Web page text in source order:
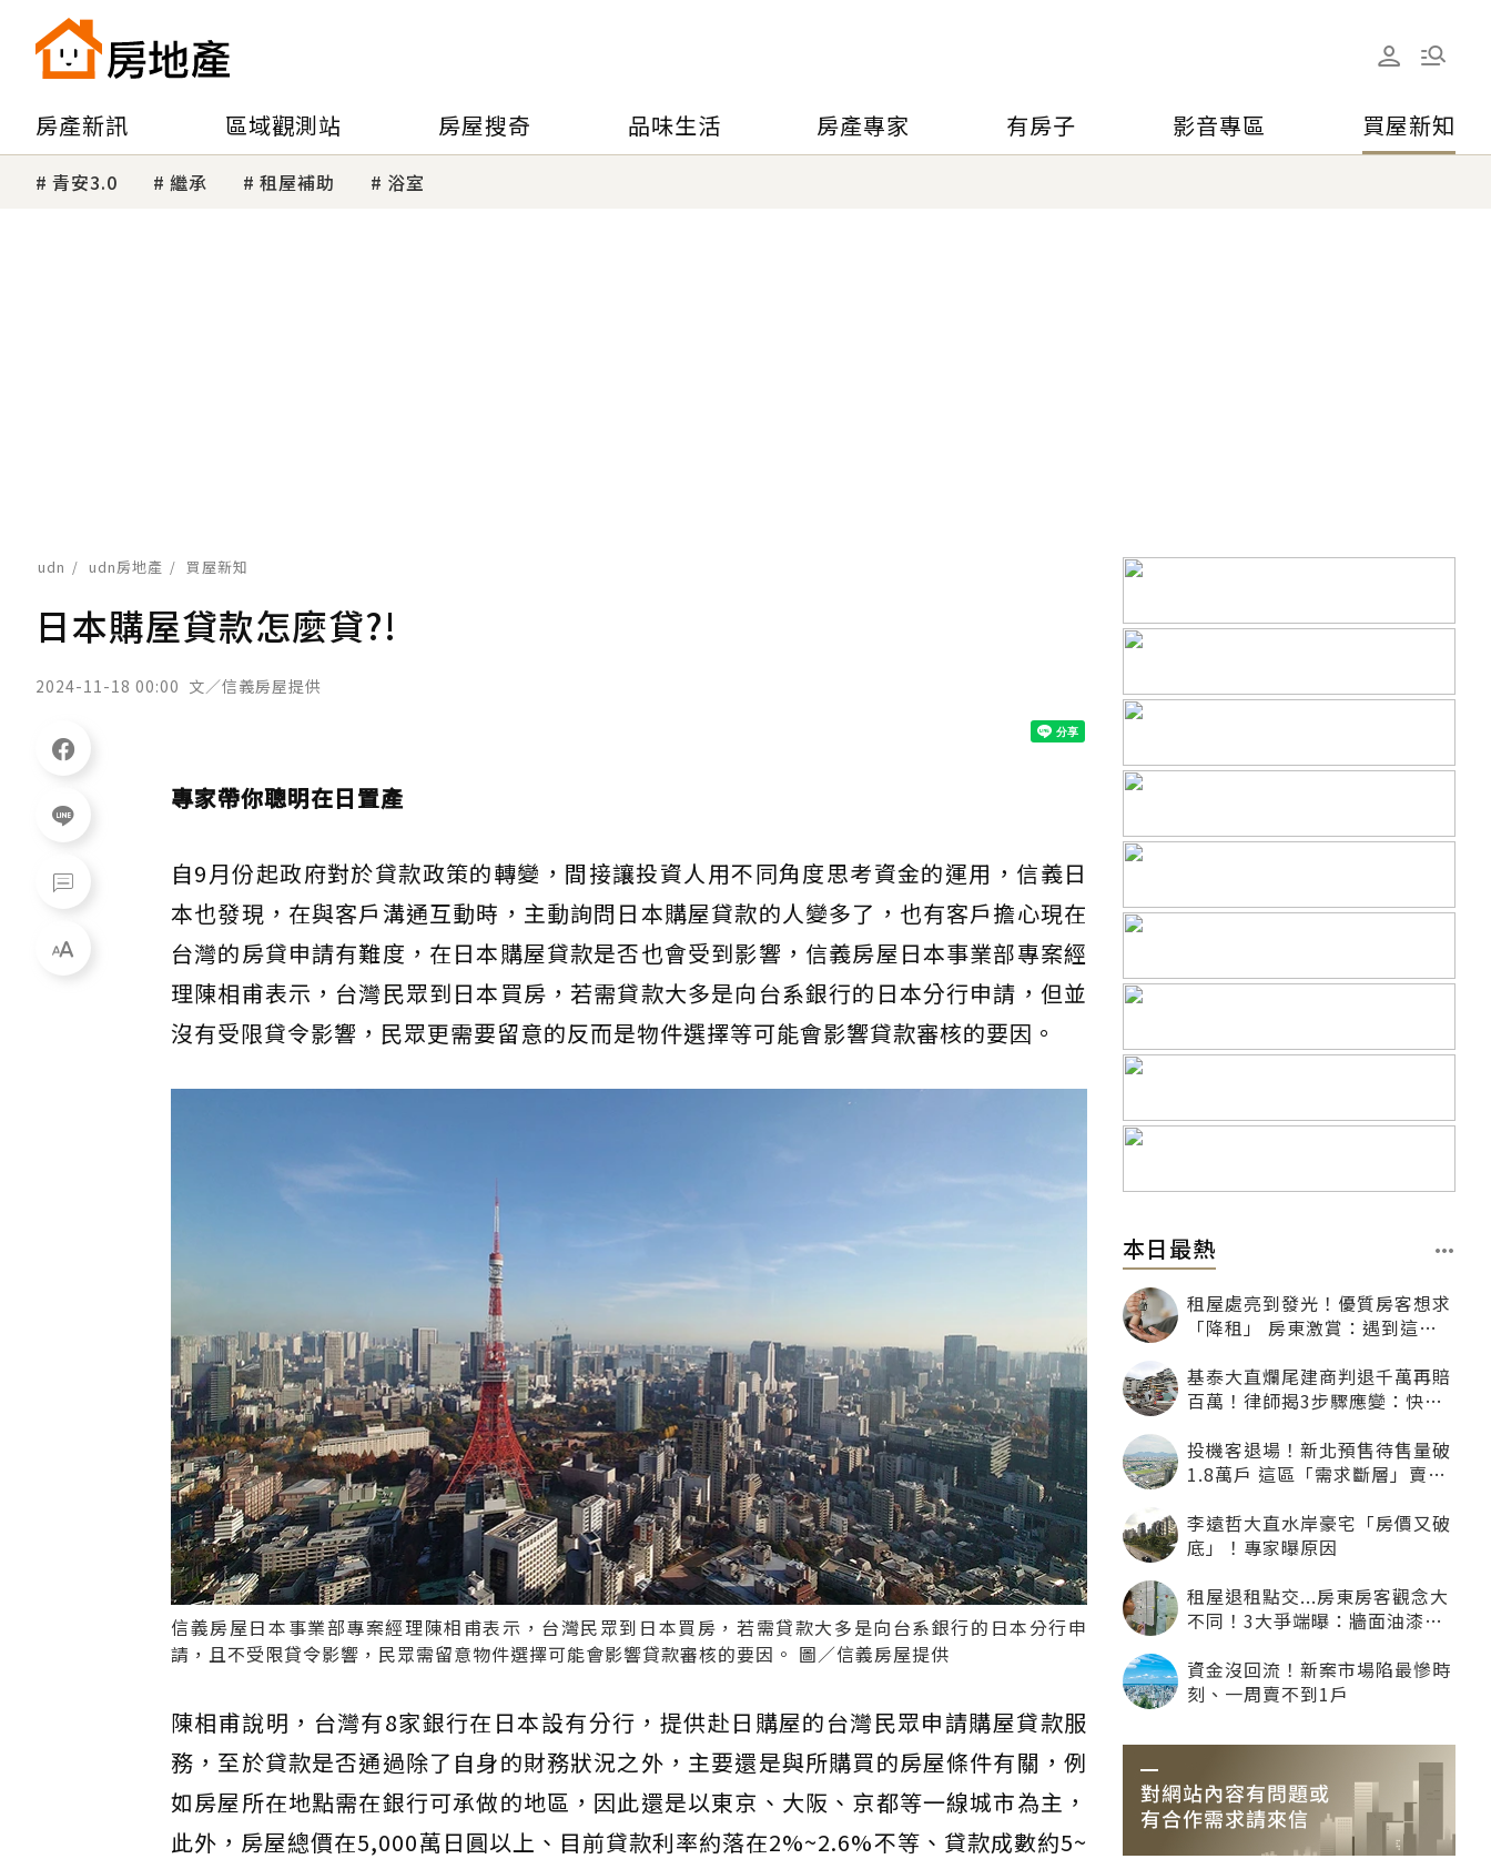
房產新訊 區域觀測站 房屋搜奇 品味生活 房產專家 有房子 影音專區 買屋新知
青安3.0 繼承 租屋補助 浴室
udn udn房地產 買屋新知
日本購屋貸款怎麼貸?!
2024-11-18 00:00 文／信義房屋提供
專家帶你聰明在日置產
自9月份起政府對於貸款政策的轉變，間接讓投資人用不同角度思考資金的運用，信義日
本也發現，在與客戶溝通互動時，主動詢問日本購屋貸款的人變多了，也有客戶擔心現在
台灣的房貸申請有難度，在日本購屋貸款是否也會受到影響，信義房屋日本事業部專案經
理陳相甫表示，台灣民眾到日本買房，若需貸款大多是向台系銀行的日本分行申請，但並
沒有受限貸令影響，民眾更需要留意的反而是物件選擇等可能會影響貸款審核的要因。
信義房屋日本事業部專案經理陳相甫表示，台灣民眾到日本買房，若需貸款大多是向台系銀行的日本分行申
請，且不受限貸令影響，民眾需留意物件選擇可能會影響貸款審核的要因。 圖／信義房屋提供
陳相甫說明，台灣有8家銀行在日本設有分行，提供赴日購屋的台灣民眾申請購屋貸款服
務，至於貸款是否通過除了自身的財務狀況之外，主要還是與所購買的房屋條件有關，例
如房屋所在地點需在銀行可承做的地區，因此還是以東京、大阪、京都等一線城市為主，
此外，房屋總價在5,000萬日圓以上、目前貸款利率約落在2%~2.6%不等、貸款成數約5~
本日最熱
租屋處亮到發光！優質房客想求
「降租」 房東激賞：遇到這種
基泰大直爛尾建商判退千萬再賠
百萬！律師揭3步驟應變：快通
投機客退場！新北預售待售量破
1.8萬戶 這區「需求斷層」賣壓
李遠哲大直水岸豪宅「房價又破
底」！專家曝原因
租屋退租點交...房東房客觀念大
不同！3大爭端曝：牆面油漆、
資金沒回流！新案市場陷最慘時
刻、一周賣不到1戶